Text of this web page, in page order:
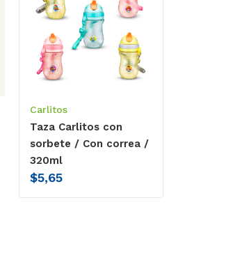
Carlitos
Taza Carlitos con
sorbete / Con correa /
320ml
$5,65